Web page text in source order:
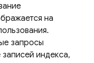
на
запросы
индекса,